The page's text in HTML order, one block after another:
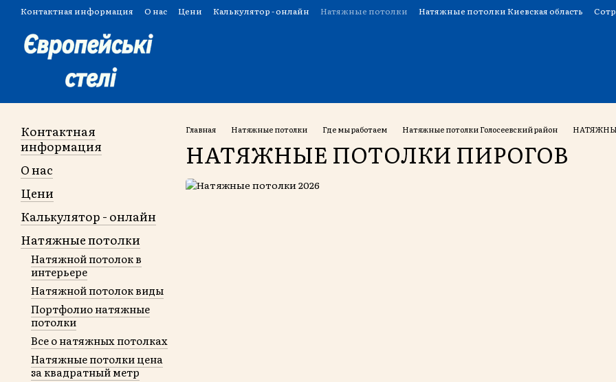
Перейти к основному контенту
Контактная информация О нас Цени Калькулятор - онлайн Натяжные потолки Натяжные потолки Киевская область
Главная Натяжные потолки Где мы работаем Натяжные потолки Голосеевский район
НАТЯЖНЫЕ ПОТОЛКИ ПИРОГОВ
Контактная
информация
О нас
Цени
Калькулятор - онлайн
Натяжные потолки
Натяжной потолок в
интерьере
Натяжной потолок виды
Портфолио натяжные
потолки
Все о натяжных потолках
Натяжные потолки цена
за квадратный метр